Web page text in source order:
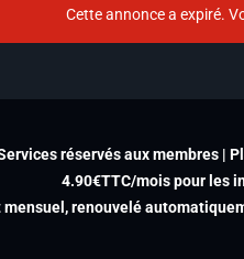
Cette annonce a expiré.
réservés aux membres |
4.90€TTC/mois pour les
mensuel, renouvelé